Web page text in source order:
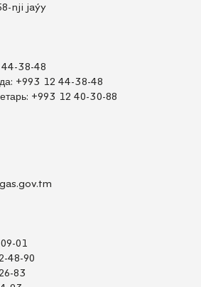
nji jaýy
38-48
+993 12 44-38-48
+993 12 40-30-88
01
48-90
83